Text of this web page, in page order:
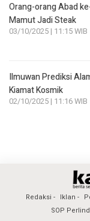
Orang-orang Abad
Mamut Jadi Steak
03/10/2025 | 11:15 WIB
Ilmuwan Prediksi
Kiamat Kosmik
02/10/2025 | 11:16 WIB
Redaksi Iklan
SOP